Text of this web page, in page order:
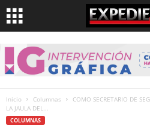
Inicio Columnas
COMO SECRETARIO DE
LA JAULA DEL...
COLUMNAS